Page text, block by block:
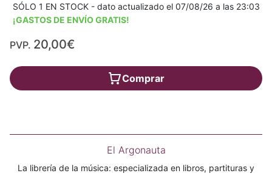
SÓLO 1 EN STOCK - dato actualizado el 07/08/26 a las 23:03
¡GASTOS DE ENVÍO GRATIS!
PVP. 20,00€
Comprar
El Argonauta
La librería de la música: especializada en libros, partituras y